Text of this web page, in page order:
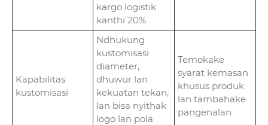
kargo logistik
kanthi 20%
Kapabilitas
kustomisasi
Ndhukung
kustomisasi
diameter,
dhuwur lan
kekuatan tekan,
lan bisa nyithak
logo lan pola
Temokake
syarat kemasan
khusus produk
lan tambahake
pangenalan